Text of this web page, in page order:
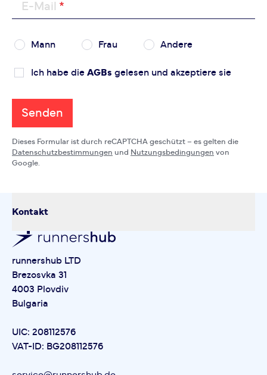
E-Mail
Mann Frau Andere
Ich habe die AGBs gelesen und akzeptiere sie
Senden
Dieses Formular ist durch reCAPTCHA geschützt – es gelten die
Datenschutzbestimmungen und Nutzungsbedingungen von
Google.
Kontakt
runnershub LTD
Brezosvka 31
4003 Plovdiv
Bulgaria
UIC: 208112576
VAT-ID: BG208112576